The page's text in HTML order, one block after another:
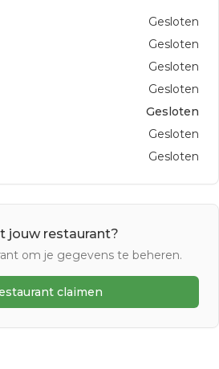
Gesloten
Gesloten
Gesloten
Gesloten
Gesloten
Gesloten
Gesloten
jouw restaurant?
om je gegevens te beheren.
claimen